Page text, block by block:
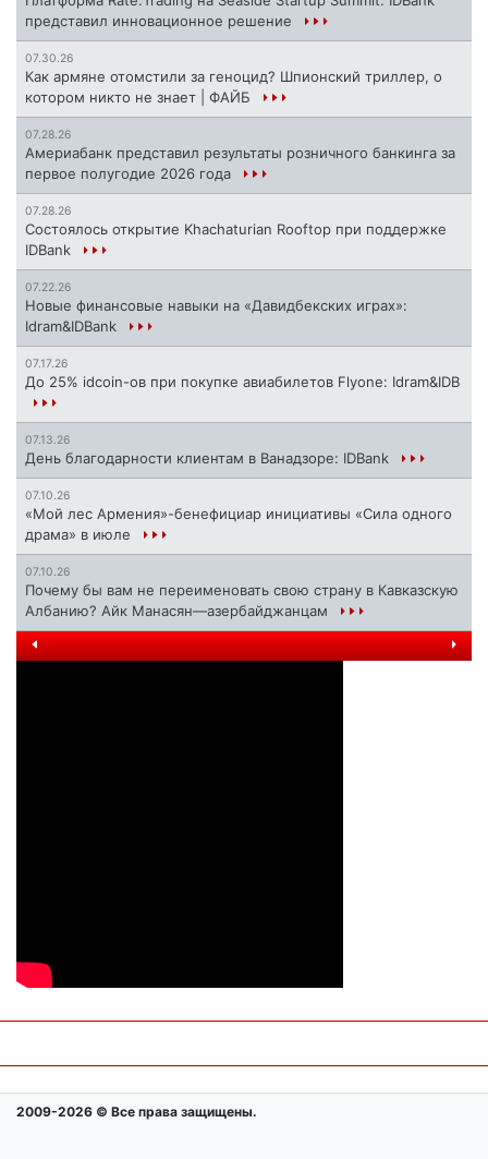
представил инновационное решение
07.30.26
Как армяне отомстили за геноцид? Шпионский триллер, о
котором никто не знает | ФАЙБ
07.28.26
Америабанк представил результаты розничного банкинга за
первое полугодие 2026 года
07.28.26
Состоялось открытие Khachaturian Rooftop при поддержке
IDBank
07.22.26
Новые финансовые навыки на «Давидбекских играх»:
Idram&IDBank
07.17.26
До 25% idcoin-ов при покупке авиабилетов Flyone: Idram&IDB
07.13.26
День благодарности клиентам в Ванадзоре: IDBank
07.10.26
«Мой лес Армения»-бенефициар инициативы «Сила одного
драма» в июле
07.10.26
Почему бы вам не переименовать свою страну в Кавказскую
Албанию? Айк Манасян—азербайджанцам
2009-2026 © Все права защищены.